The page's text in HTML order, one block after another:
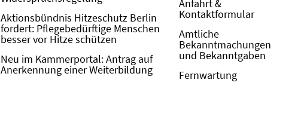
Aktionsbündnis Hitzeschutz Berlin
fordert: Pflegebedürftige Menschen
besser vor Hitze schützen
Neu im Kammerportal: Antrag auf
Anerkennung einer Weiterbildung
Anfahrt &
Kontaktformular
Amtliche
Bekanntmachungen
und Bekanntgaben
Fernwartung